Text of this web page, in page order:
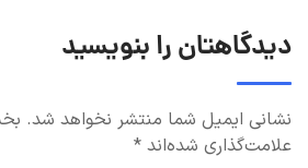
دیدگاهتان را بنویسید
نشانی ایمیل شما منتشر نخواهد شد.
علامت‌گذاری شده‌اند *